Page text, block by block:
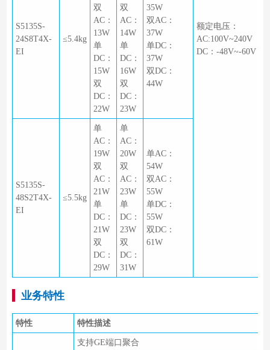
额定电压：
AC:100V~240V
DC：-48V~-60V
S5135S-
24S8T4X-
EI
≤5.4kg
双
AC：
13W
单
DC：
15W
双
DC：
22W
双
AC：
14W
单
DC：
16W
双
DC：
23W
35W
双AC：
37W
单DC：
37W
双DC：
44W
S5135S-
48S2T4X-
EI
≤5.5kg
单
AC：
19W
双
AC：
21W
单
DC：
21W
双
DC：
29W
单
AC：
20W
双
AC：
23W
单
DC：
23W
双
DC：
31W
单AC：
54W
双AC：
55W
单DC：
55W
双DC：
61W
业务特性
特性 特性描述
支持GE端口聚合